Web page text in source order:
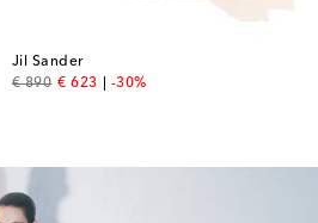
Jil Sander
€ 890
original price
€ 623
discount price
-30%